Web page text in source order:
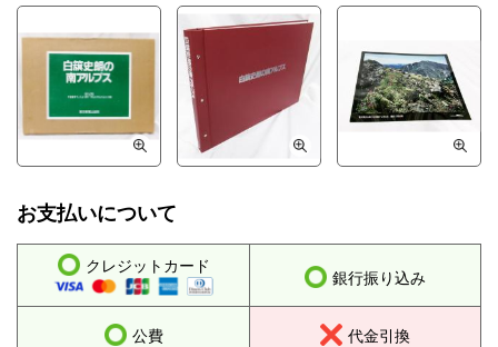
お支払いについて
クレジットカード
銀行振り込み
公費 代金引換